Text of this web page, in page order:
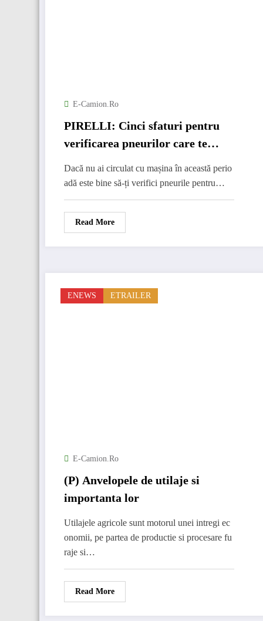
E-Camion.ro
PIRELLI: Cinci sfaturi pentru
verificarea pneurilor care te
cu mașina
Dacă nu ai circulat cu mașina în această perio
adă este bine să-ți verifici pneurile pentru…
Read More
ENEWS ETRAILER
E-Camion.ro
(P) Anvelopele de utilaje si
importanta lor
Utilajele agricole sunt motorul unei intregi ec
onomii, pe partea de productie si procesare fu
raje si…
Read More